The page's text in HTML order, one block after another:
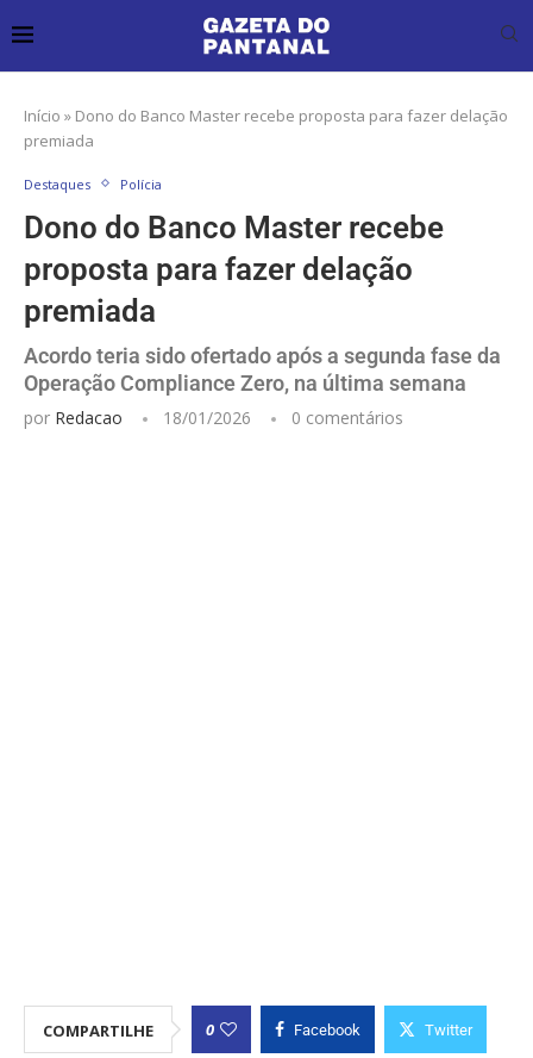
Início » Dono do Banco Master recebe proposta para fazer delação
premiada
Destaques Polícia
Dono do Banco Master recebe
proposta para fazer delação
premiada
Acordo teria sido ofertado após a segunda fase da
Operação Compliance Zero, na última semana
por Redacao 18/01/2026 0 comentários
COMPARTILHE 0 Facebook Twitter